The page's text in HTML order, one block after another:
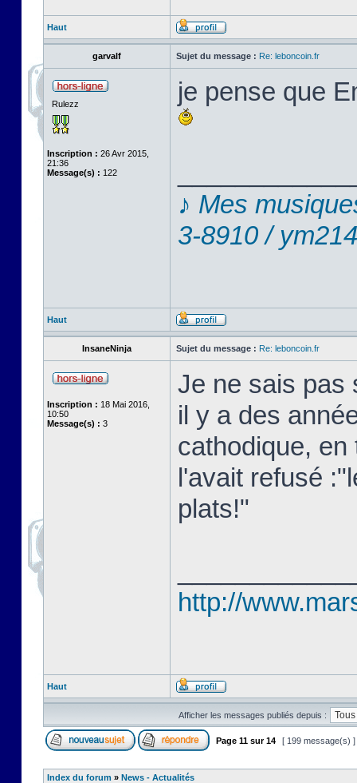
Haut
garvalf Sujet du message : Re: leboncoin.fr
Rulezz
Inscription : 26 Avr 2015,
21:36
Message(s) : 122
je pense que
♪ Mes
3-8910 /
Haut
InsaneNinja Sujet du message : Re: leboncoin.fr
Inscription : 18 Mai 2016,
10:50
Message(s) : 3
Je ne sais pas
il y a des
cathodique,
l'avait refusé
plats!"
http://
Haut
Afficher les messages publiés depuis :
Page 11 sur14 [ 199 message(s) ]
Index du forum » News - Actualités